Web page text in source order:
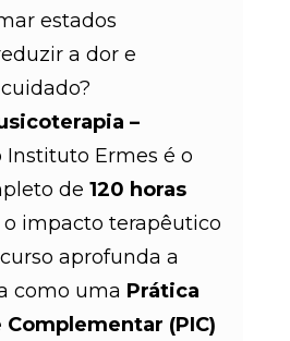
estados
a dor e
–
Instituto Ermes é o
de 120 horas
o impacto terapêutico
aprofunda a
como uma Prática
(PIC)